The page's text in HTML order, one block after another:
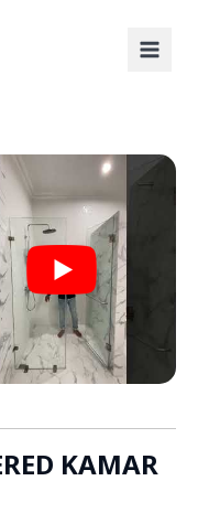
KAMAR